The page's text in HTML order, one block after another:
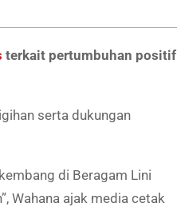
terkait pertumbuhan positif
serta dukungan
di Beragam Lini
Wahana ajak media cetak